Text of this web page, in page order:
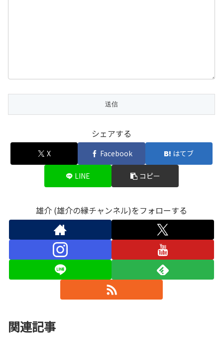
シェアする
X Facebook はてブ
LINE コピー
雄介 (雄介の縁チャンネル)をフォローする
関連記事